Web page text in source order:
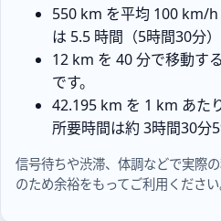
550 km を平均 100 km/
は 5.5 時間（5時間30分）
12 km を 40 分で移動す
です。
42.195 km を 1 km あた
所要時間は約 3時間30分
信号待ちや渋滞、体調などで実際
のため余裕をもってご利用ください